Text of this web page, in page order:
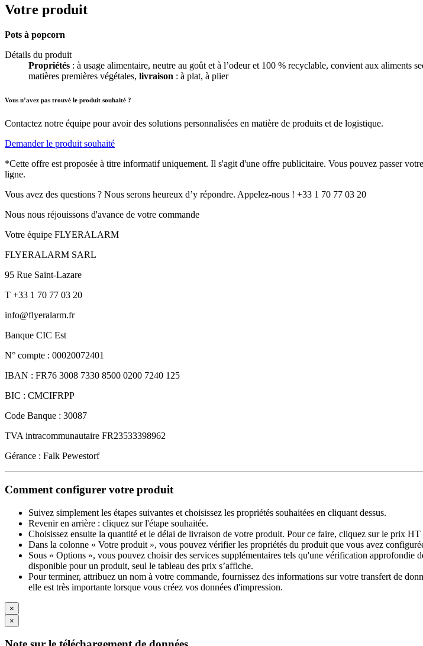
Votre produit
Pots à popcorn
Détails du produit
Propriétés : à usage alimentaire, neutre au goût et à l’odeur et 100 % recyclable, convient aux aliments
matières premières végétales, livraison : à plat, à plier
Vous n’avez pas trouvé le produit souhaité ?
Contactez notre équipe pour avoir des solutions personnalisées en matière de produits et de logistique.
Demander le produit souhaité
*Cette offre est proposée à titre informatif uniquement. Il s'agit d'une offre publicitaire. Vous pouvez passer
ligne.
Vous avez des questions ? Nous serons heureux d’y répondre. Appelez-nous ! +33 1 70 77 03 20
Nous nous réjouissons d'avance de votre commande
Votre équipe FLYERALARM
FLYERALARM SARL
95 Rue Saint-Lazare
T +33 1 70 77 03 20
info@flyeralarm.fr
Banque CIC Est
N° compte : 00020072401
IBAN : FR76 3008 7330 8500 0200 7240 125
BIC : CMCIFRPP
Code Banque : 30087
TVA intracommunautaire FR23533398962
Gérance : Falk Pewestorf
Comment configurer votre produit
Suivez simplement les étapes suivantes et choisissez les propriétés souhaitées en cliquant dessus.
Revenir en arrière : cliquez sur l'étape souhaitée.
Choisissez ensuite la quantité et le délai de livraison de votre produit. Pour ce faire, cliquez sur le prix
Dans la colonne « Votre produit », vous pouvez vérifier les propriétés du produit que vous avez
Sous « Options », vous pouvez choisir des services supplémentaires tels qu'une vérification approfondie
disponible pour un produit, seul le tableau des prix s’affiche.
Pour terminer, attribuez un nom à votre commande, fournissez des informations sur votre transfert de
elle est très importante lorsque vous créez vos données d'impression.
×
×